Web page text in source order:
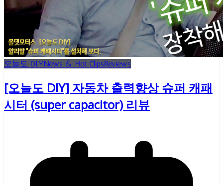
오늘도 DIYNews & Hot ClipsReviews
[오늘도 DIY] 자동차 출력향상 슈퍼 캐패
시터 (super capacitor) 리뷰